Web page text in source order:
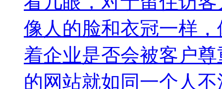
像人的脸和衣冠一样
着企业是否会被客户
的网站就如同一个人